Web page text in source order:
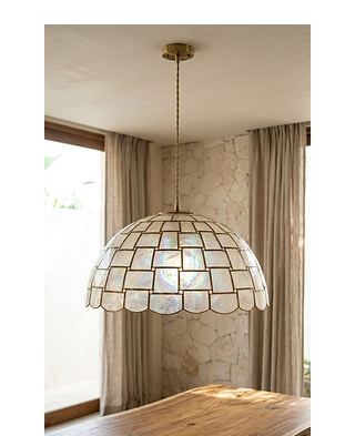
vous soyez un particulier ou un
professionnel, venez découvrir
notre large gamme dédiée à
l'aménagement et à la décoration
L'excellence pour vos
extérieurs & piscines :
Spécialistes des habillages
extérieurs, nous vous proposons
un large choix de dallages et de
margelles de piscine. Succombez
notamment au charme exotique
du célèbre carreau de Bali,
disponible en stock !
Solutions céramiques &
carrelages : Découvrez notre
sélection de grès cérame (idéal
pour une pose sur plots ou sur lit
de sable) ainsi qu'une gamme
complète de carrelages